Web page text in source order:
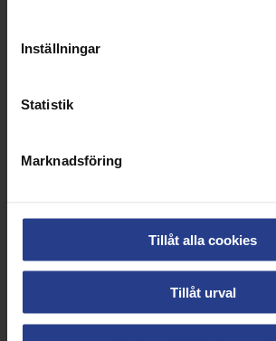
Inställningar
Statistik
Marknadsföring
Tillåt alla cookies
Tillåt urval
Satsning på